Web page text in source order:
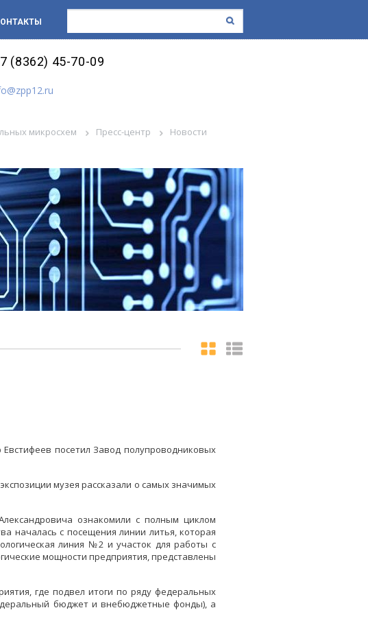
(8362) 45-70-09
микросхем Пресс-центр
Новости
посетил Завод полупроводниковых
музея рассказали о самых значимых
ознакомили с полным циклом
началась с посещения линии литья, которая
линия №2 и участок для работы с
мощности предприятия, представлены
где подвел итоги по ряду федеральных
бюджет и внебюджетные фонды), а